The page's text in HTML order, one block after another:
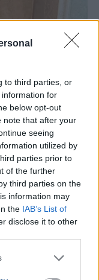
to third parties, or
for
below opt-out
note that after your
seeing
utilized by
parties prior to
of the further
third parties on the
information may
the IAB’s List of
disclose it to other
élőzés
Culiacánban, a
állhat.
férfit Trump